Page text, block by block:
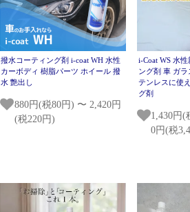
撥水コーティング剤 i-coat WH 水性
カーボディ 樹脂パーツ ホイール 撥
水 艶出し
880円(税80円) 〜 2,420円
(税220円)
i-Coat WS 水
ング剤 車 ガラ
テンレスに使
グ剤
1,430円(
0円(税